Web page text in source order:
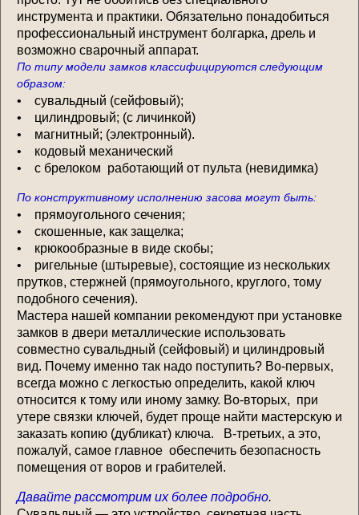
инструмента и практики. Обязательно понадобиться
профессиональный инструмент болгарка, дрель и
возможно сварочный аппарат.
По типу модели замков классифицируются следующим
образом:
• сувальдный (сейфовый);
• цилиндровый; (с личинкой)
• магнитный; (электронный).
• кодовый механический
• с брелоком работающий от пульта (невидимка)
По конструктивному исполнению засова могут быть:
• прямоугольного сечения;
• скошенные, как защелка;
• крюкообразные в виде скобы;
• ригельные (штыревые), состоящие из нескольких
прутков, стержней (прямоугольного, круглого, тому
подобного сечения).
Мастера нашей компании рекомендуют при установке
замков в двери металлические использовать
совместно сувальдный (сейфовый) и цилиндровый
вид. Почему именно так надо поступить? Во-первых,
всегда можно с легкостью определить, какой ключ
относится к тому или иному замку. Во-вторых, при
утере связки ключей, будет проще найти мастерскую и
заказать копию (дубликат) ключа. В-третьих, а это,
пожалуй, самое главное обеспечить безопасность
помещения от воров и грабителей.
Давайте рассмотрим их более подробно.